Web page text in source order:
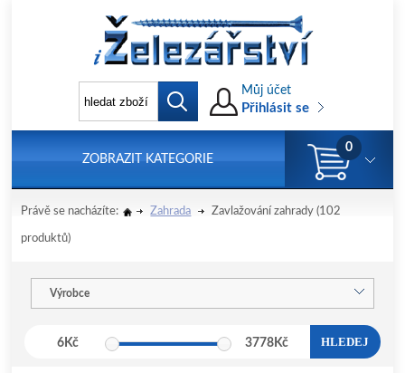
Můj účet
Přihlásit se
ZOBRAZIT KATEGORIE
0
Právě se nacházíte: Zahrada Zavlažování zahrady (102
produktů)
Výrobce
6Kč 3778 Kč HLEDEJ